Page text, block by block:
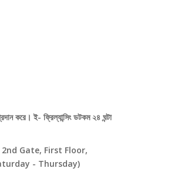
করে। ই- ফ্রিল্যান্সিং ডটকম ২৪ ঘন্টা
Gate, First Floor,
- Thursday)